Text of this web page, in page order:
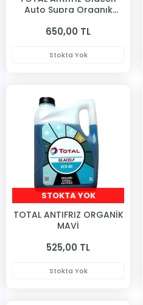
Auto Supra Organık
650,00 TL
Stokta Yok
STOKTA YOK
TOTAL ANTIFRIZ ORGANİK
MAVİ
525,00 TL
Stokta Yok